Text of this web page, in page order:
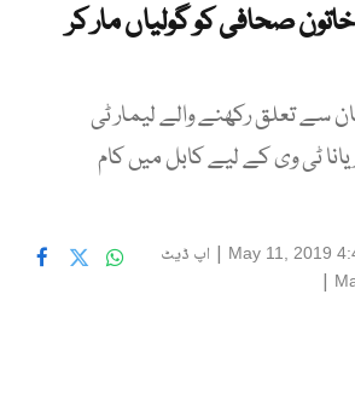
صحافی کو گولیاں مار کر
سے تعلق رکھنے والے لیمار ٹی
ٹی وی کے لیے کابل میں کام
May 11, 2019
| اپ ڈیٹ
|